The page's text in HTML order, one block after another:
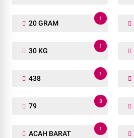
20 GRAM
1
30 KG
1
438
1
79
3
ACAH BARAT
1